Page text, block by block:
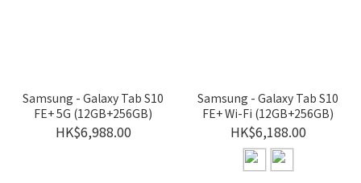
Samsung - Galaxy Tab S10
FE+ 5G (12GB+256GB)
HK$6,988.00
Samsung - Galaxy Tab S10
FE+ Wi-Fi (12GB+256GB)
HK$6,188.00